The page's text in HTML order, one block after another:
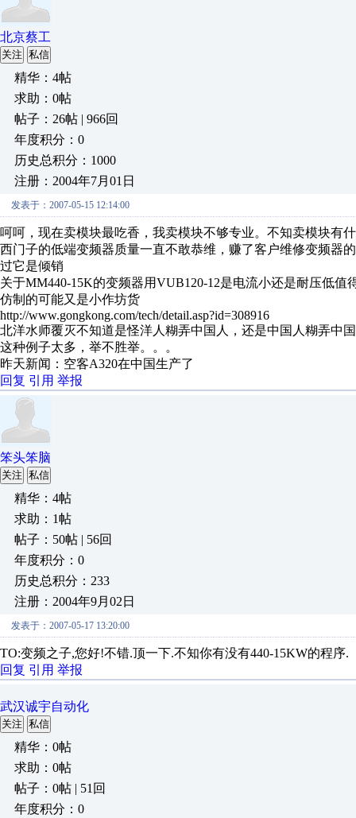
北京蔡工
关注 私信
精华：4帖
求助：0帖
帖子：26帖 | 966回
年度积分：0
历史总积分：1000
注册：2004年7月01日
发表于：2007-05-15 12:14:00
呵呵，现在卖模块最吃香，我卖模块不够专业。不知卖模块有
西门子的低端变频器质量一直不敢恭维，赚了客户维修变频器
过它是倾销
关于MM440-15K的变频器用VUB120-12是电流小还是耐压低
仿制的可能又是小作坊货
http://www.gongkong.com/tech/detail.asp?id=308916
北洋水师覆灭不知道是怪洋人糊弄中国人，还是中国人糊弄中
这种例子太多，举不胜举。。。
昨天新闻：空客A320在中国生产了
回复 引用 举报
笨头笨脑
关注 私信
精华：4帖
求助：1帖
帖子：50帖 | 56回
年度积分：0
历史总积分：233
注册：2004年9月02日
发表于：2007-05-17 13:20:00
TO:变频之子,您好!不错.顶一下.不知你有没有440-15KW的程序.
回复 引用 举报
武汉诚宇自动化
关注 私信
精华：0帖
求助：0帖
帖子：0帖 | 51回
年度积分：0